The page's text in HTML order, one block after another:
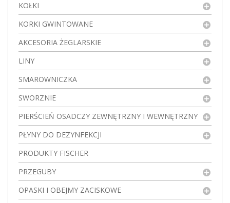
KOŁKI
KORKI GWINTOWANE
AKCESORIA ŻEGLARSKIE
LINY
SMAROWNICZKA
SWORZNIE
PIERŚCIEŃ OSADCZY ZEWNĘTRZNY I WEWNĘTRZNY
PŁYNY DO DEZYNFEKCJI
PRODUKTY FISCHER
PRZEGUBY
OPASKI I OBEJMY ZACISKOWE